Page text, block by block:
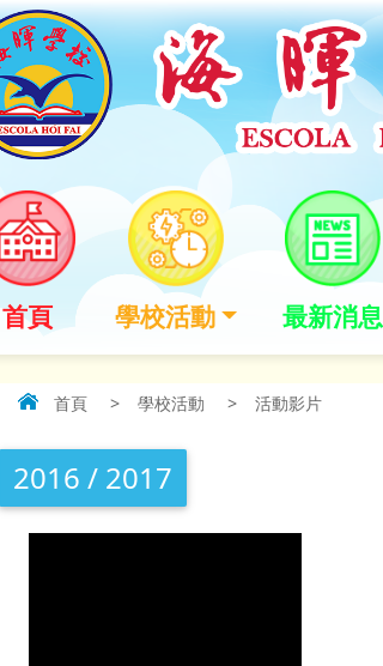
首頁 學校活動 最新消息
首頁 > 學校活動 > 活動影片
2016 / 2017